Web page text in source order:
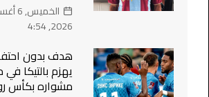
2026, 4:54
هدف بدون
يهزم بالتيكا
مشواره بكأس